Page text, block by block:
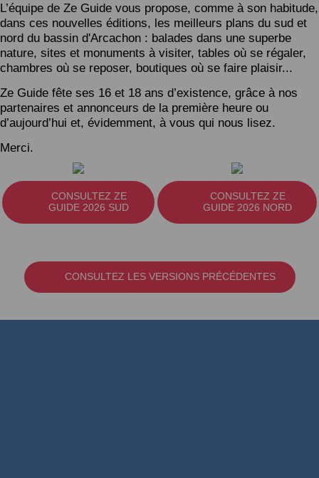
L’équipe de Ze Guide vous propose, comme à son habitude,
dans ces nouvelles éditions, les meilleurs plans du sud et
nord du bassin d'Arcachon : balades dans une superbe
nature, sites et monuments à visiter, tables où se régaler,
chambres où se reposer, boutiques où se faire plaisir...
Ze Guide fête ses 16 et 18 ans d’existence, grâce à nos
partenaires et annonceurs de la première heure ou
d’aujourd’hui et, évidemment, à vous qui nous lisez.
Merci.
CONSULTEZ ZE
GUIDE 2026 SUD
CONSULTEZ ZE
GUIDE 2026 NORD
CONSULTEZ LES VERSIONS PRÉCÉDENTES